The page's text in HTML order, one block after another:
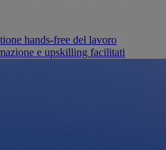
hands-free del lavoro
e upskilling facilitati